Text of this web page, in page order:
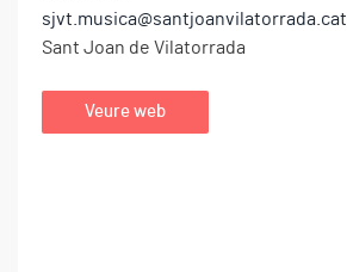
sjvt.musica@santjoanvilatorrada.cat
Sant Joan de Vilatorrada
Veure web